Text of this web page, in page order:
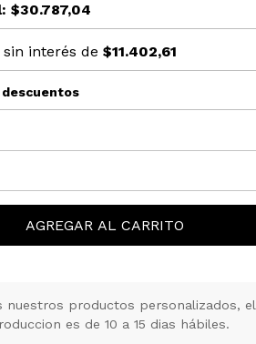
$30.787,04
interés de $11.402,61
AGREGAR AL CARRITO
nuestros productos personalizados, el
es de 10 a 15 dias hábiles.